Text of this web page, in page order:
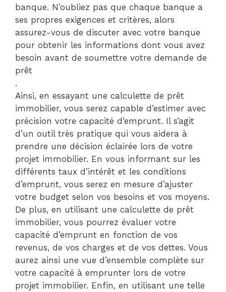
banque. N’oubliez pas que chaque banque a
ses propres exigences et critères, alors
assurez-vous de discuter avec votre banque
pour obtenir les informations dont vous avez
besoin avant de soumettre votre demande de
prêt
.
Ainsi, en essayant une calculette de prêt
immobilier, vous serez capable d’estimer avec
précision votre capacité d’emprunt. Il s’agit
d’un outil très pratique qui vous aidera à
prendre une décision éclairée lors de votre
projet immobilier. En vous informant sur les
différents taux d’intérêt et les conditions
d’emprunt, vous serez en mesure d’ajuster
votre budget selon vos besoins et vos moyens.
De plus, en utilisant une calculette de prêt
immobilier, vous pourrez évaluer votre
capacité d’emprunt en fonction de vos
revenus, de vos charges et de vos dettes. Vous
aurez ainsi une vue d’ensemble complète sur
votre capacité à emprunter lors de votre
projet immobilier. Enfin, en utilisant une telle